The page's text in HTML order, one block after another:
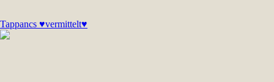
Tappancs ♥vermittelt♥